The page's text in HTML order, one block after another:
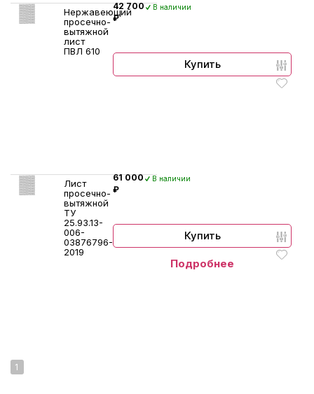
Нержавеющий
просечно-
вытяжной
лист
ПВЛ 610
42 700
₽
В наличии
Купить
Лист
просечно-
вытяжной
ТУ
25.93.13-
006-
03876796-
2019
61 000
₽
В наличии
Купить
Подробнее
1